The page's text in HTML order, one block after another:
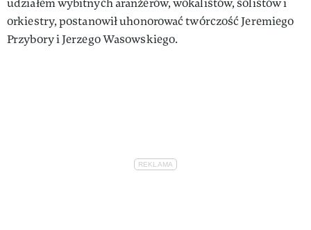
udziałem wybitnych aranżerów, wokalistów, solistów i
orkiestry, postanowił uhonorować twórczość Jeremiego
Przybory i Jerzego Wasowskiego.